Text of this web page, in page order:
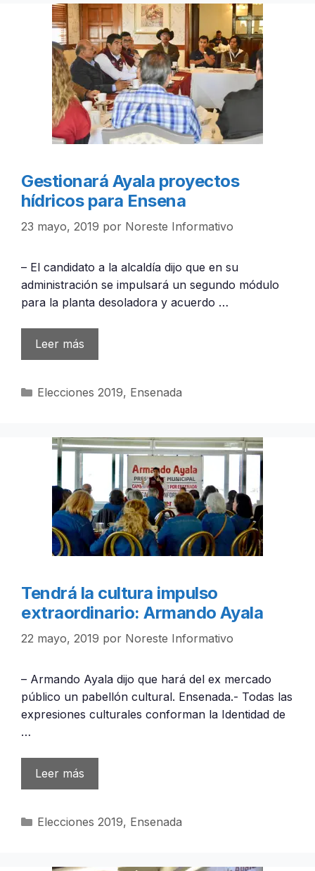
Gestionará Ayala proyectos
hídricos para Ensena
23 mayo, 2019 por Noreste Informativo
– El candidato a la alcaldía dijo que en su
administración se impulsará un segundo módulo
para la planta desoladora y acuerdo …
Leer más
Categorías
Elecciones 2019, Ensenada
Tendrá la cultura impulso
extraordinario: Armando Ayala
22 mayo, 2019 por Noreste Informativo
– Armando Ayala dijo que hará del ex mercado
público un pabellón cultural. Ensenada.- Todas las
expresiones culturales conforman la Identidad de
…
Leer más
Categorías
Elecciones 2019, Ensenada